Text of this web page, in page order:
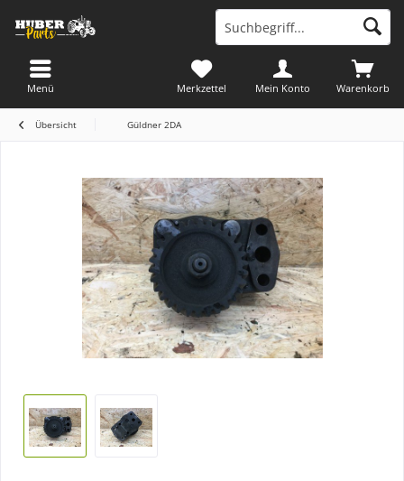
Warenkorb
Merkzettel Mein Konto
Menü
Übersicht Güldner 2DA